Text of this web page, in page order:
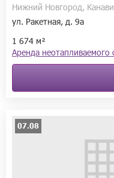
Нижний Новгород,
ул. Ракетная, д. 9а
1 674 м²
Аренда
07.08